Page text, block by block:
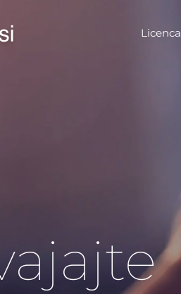
Licenca